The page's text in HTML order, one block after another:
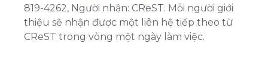
819-4262, Người nhận: CReST. Mỗi người giới
thiệu sẽ nhận được một liên hệ tiếp theo từ
CReST trong vòng một ngày làm việc.